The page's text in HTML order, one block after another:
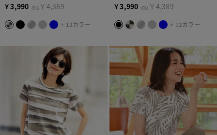
¥3,990 税込 ￥4,389
+ 12カラー
¥3,990 税込 ￥4,389
+ 12カラー